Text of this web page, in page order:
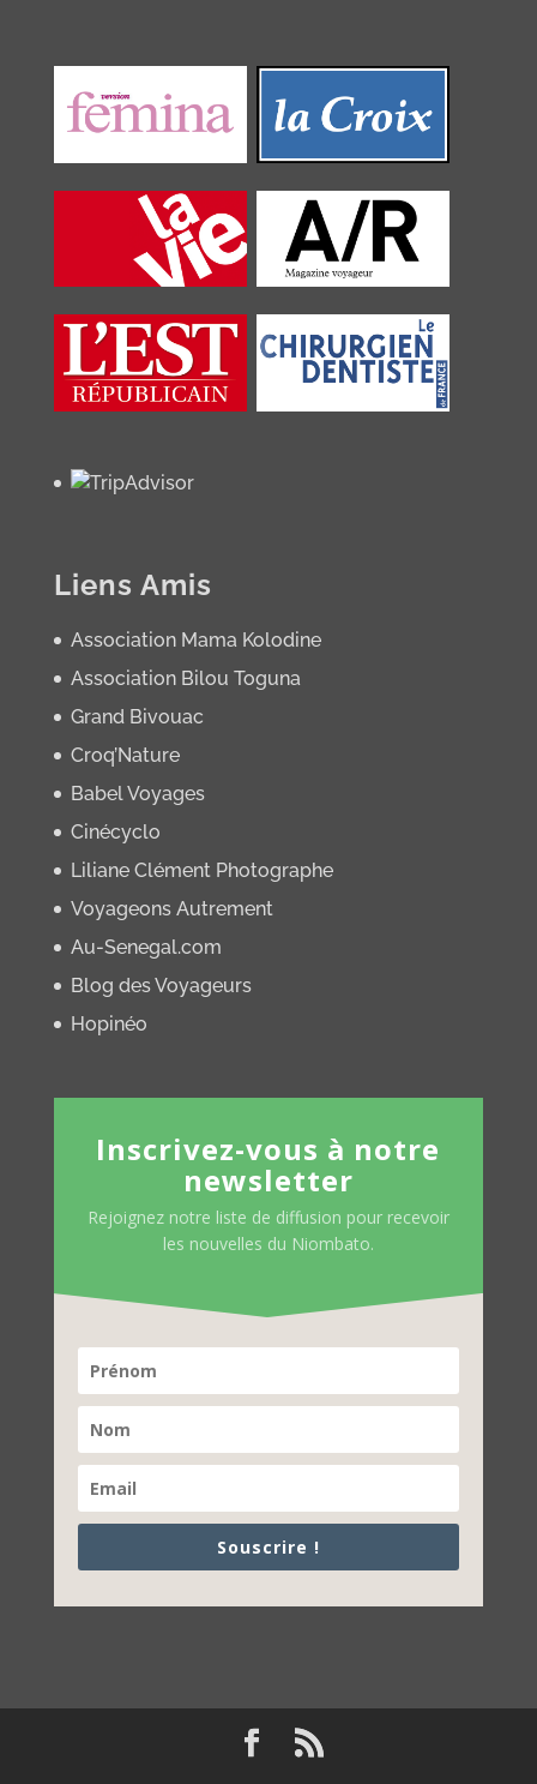
Liens Amis
Association Mama Kolodine
Association Bilou Toguna
Grand Bivouac
Croq’Nature
Babel Voyages
Cinécyclo
Liliane Clément Photographe
Voyageons Autrement
Au-Senegal.com
Blog des Voyageurs
Hopinéo
Inscrivez-vous à notre
newsletter
Rejoignez notre liste de diffusion pour recevoir
les nouvelles du Niombato.
Souscrire !